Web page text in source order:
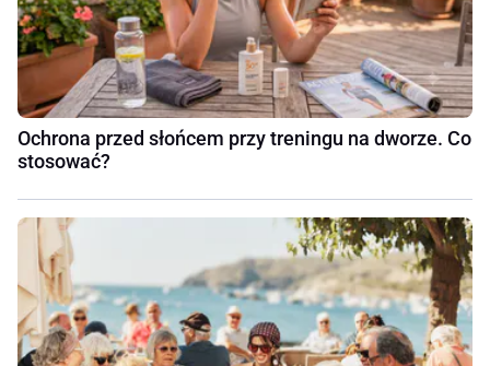
Ochrona przed słońcem przy treningu na dworze. Co
stosować?